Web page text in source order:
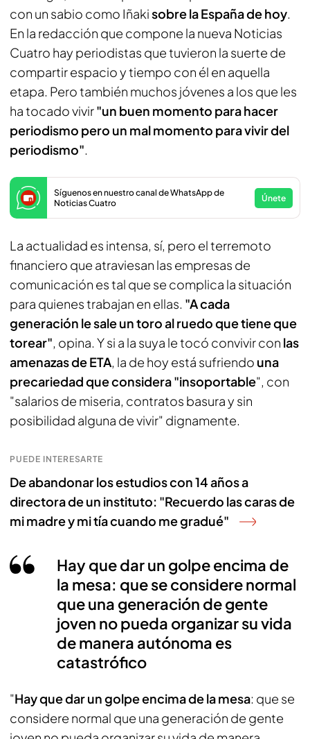
con un sabio como Iñakisobre la España de hoy.
En la redacción que compone la nueva Noticias
Cuatro hay periodistas que tuvieron la suerte de
compartir espacio y tiempo con él en aquella
etapa. Pero también muchos jóvenes a los que les
ha tocado vivir"un buen momento para hacer
periodismo pero un mal momento para vivir del
periodismo".
Síguenos en nuestro canal de WhatsApp de
Noticias Cuatro
Únete
La actualidad es intensa, sí, pero el terremoto
financiero que atraviesan las empresas de
comunicación es tal que se complica la situación
para quienes trabajan en ellas. "A cada
generación le sale un toro al ruedo que tiene que
torear", opina. Y si a la suya le tocó convivir con las
amenazas de ETA, la de hoy está sufriendo una
precariedad que considera "insoportable", con
"salarios de miseria, contratos basura y sin
posibilidad alguna de vivir" dignamente.
PUEDE INTERESARTE
De abandonar los estudios con 14 años a
directora de un instituto: "Recuerdo las caras de
mi madre y mi tía cuando me gradué"
Hay que dar un golpe encima de
la mesa: que se considere normal
que una generación de gente
joven no pueda organizar su vida
de manera autónoma es
catastrófico
"Hay que dar un golpe encima de la mesa: que se
considere normal que una generación de gente